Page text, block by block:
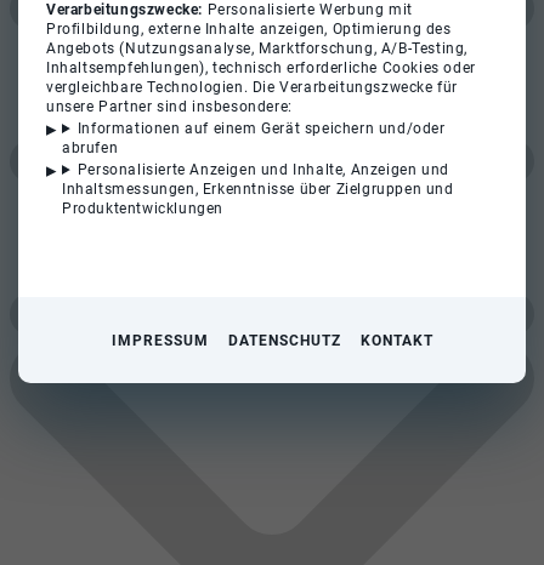
Verarbeitungszwecke: Personalisierte Werbung mit
Profilbildung, externe Inhalte anzeigen, Optimierung des
Angebots (Nutzungsanalyse, Marktforschung, A/B-Testing,
Inhaltsempfehlungen), technisch erforderliche Cookies oder
vergleichbare Technologien. Die Verarbeitungszwecke für
unsere Partner sind insbesondere:
Informationen auf einem Gerät speichern und/oder
abrufen
Personalisierte Anzeigen und Inhalte, Anzeigen und
Inhaltsmessungen, Erkenntnisse über Zielgruppen und
Produktentwicklungen
IMPRESSUM DATENSCHUTZ KONTAKT